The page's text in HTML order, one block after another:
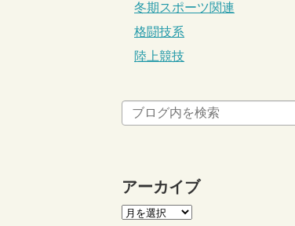
冬期スポーツ関連
格闘技系
陸上競技
アーカイブ